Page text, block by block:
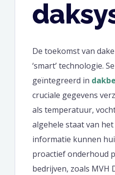
De toekomst van
‘smart’ technologie.
geïntegreerd in
cruciale gegevens
als temperatuur,
algehele staat van het
informatie kunnen
proactief onderhoud
bedrijven, zoals MVH